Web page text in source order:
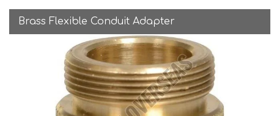
Brass Flexible Conduit Adapter